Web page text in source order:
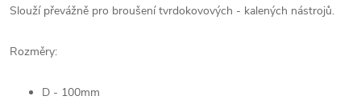
Slouží převážně pro broušení tvrdokovových - kalených nástrojů.
Rozměry:
D - 100mm